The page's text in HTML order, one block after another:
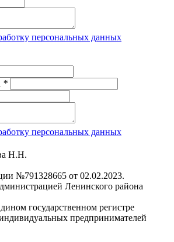
персональных данных
*
персональных данных
Н.Н.
№791328665 от 02.02.2023.
Ленинского района
государственном регистре
предпринимателей